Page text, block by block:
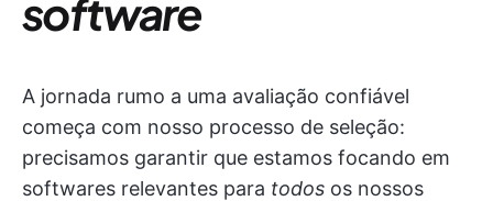
software
A jornada rumo a uma avaliação confiável
começa com nosso processo de seleção:
precisamos garantir que estamos focando em
softwares relevantes para todos os nossos